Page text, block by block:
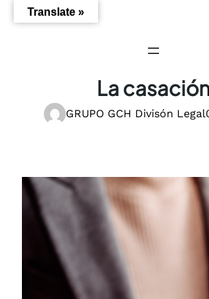
Saltar
La
GRUPO GCH Divisón Legal
Translate »